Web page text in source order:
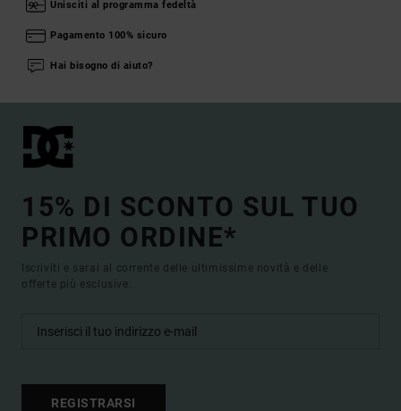
Unisciti al programma fedeltà
Pagamento 100% sicuro
Hai bisogno di aiuto?
15% DI SCONTO SUL TUO
PRIMO ORDINE*
Iscriviti e sarai al corrente delle ultimissime novità e delle
offerte più esclusive.
REGISTRARSI